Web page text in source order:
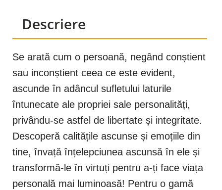
Descriere
Se arată cum o persoană, negând conștient
sau inconștient ceea ce este evident,
ascunde în adâncul sufletului laturile
întunecate ale propriei sale personalități,
privându-se astfel de libertate și integritate.
Descoperă calitățile ascunse și emoțiile din
tine, învață înțelepciunea ascunsă în ele și
transformă-le în virtuți pentru a-ți face viața
personală mai luminoasă! Pentru o gamă